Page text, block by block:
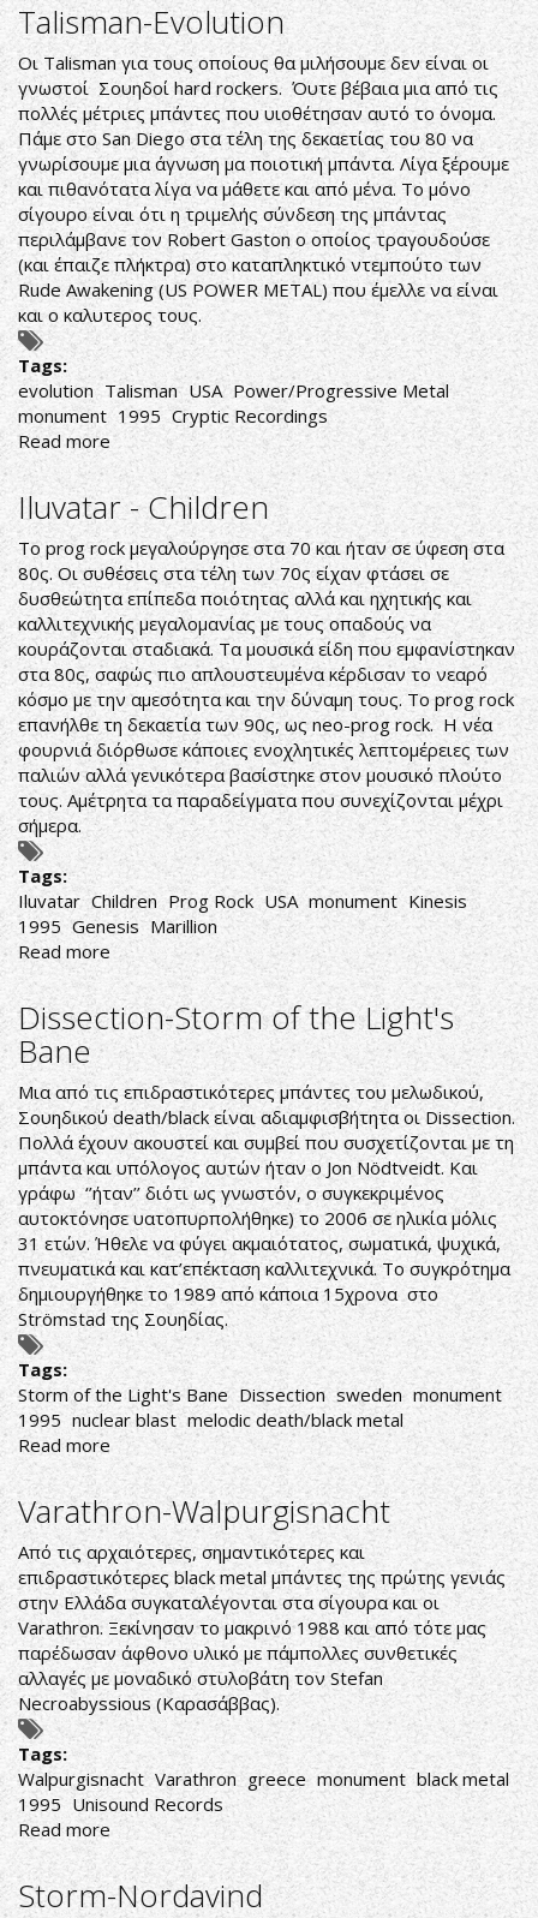
Inc.-
Power
of
Inner
Strength
Talisman-Evolution
Οι Talisman για τους οποίους θα μιλήσουμε δεν είναι οι
γνωστοί Σουηδοί hard rockers. Όυτε βέβαια μια από τις
πολλές μέτριες μπάντες που υιοθέτησαν αυτό το όνομα.
Πάμε στο San Diego στα τέλη της δεκαετίας του 80 να
γνωρίσουμε μια άγνωση μα ποιοτική μπάντα. Λίγα ξέρουμε
και πιθανότατα λίγα να μάθετε και από μένα. Το μόνο
σίγουρο είναι ότι η τριμελής σύνδεση της μπάντας
περιλάμβανε τον Robert Gaston ο οποίος τραγουδούσε
(και έπαιζε πλήκτρα) στο καταπληκτικό ντεμπούτο των
Rude Awakening (US POWER METAL) που έμελλε να είναι
και ο καλυτερος τους.
Tags:
evolution Talisman USA Power/Progressive Metal
monument 1995 Cryptic Recordings
Read more about
Talisman-
Evolution
Iluvatar - Children
Το prog rock μεγαλούργησε στα 70 και ήταν σε ύφεση στα
80ς. Οι συθέσεις στα τέλη των 70ς είχαν φτάσει σε
δυσθεώτητα επίπεδα ποιότητας αλλά και ηχητικής και
καλλιτεχνικής μεγαλομανίας με τους οπαδούς να
κουράζονται σταδιακά. Τα μουσικά είδη που εμφανίστηκαν
στα 80ς, σαφώς πιο απλουστευμένα κέρδισαν το νεαρό
κόσμο με την αμεσότητα και την δύναμη τους. Το prog rock
επανήλθε τη δεκαετία των 90ς, ως neo-prog rock. Η νέα
φουρνιά διόρθωσε κάποιες ενοχλητικές λεπτομέρειες των
παλιών αλλά γενικότερα βασίστηκε στον μουσικό πλούτο
τους. Αμέτρητα τα παραδείγματα που συνεχίζονται μέχρι
σήμερα.
Tags:
Iluvatar Children Prog Rock USA monument Kinesis
1995 Genesis Marillion
Read more about
Iluvatar
-
Children
Dissection-Storm of the Light's
Bane
Μια από τις επιδραστικότερες μπάντες του μελωδικού,
Σουηδικού death/black είναι αδιαμφισβήτητα οι Dissection.
Πολλά έχουν ακουστεί και συμβεί που συσχετίζονται με τη
μπάντα και υπόλογος αυτών ήταν ο Jon Nödtveidt. Και
γράφω ‘’ήταν’’ διότι ως γνωστόν, ο συγκεκριμένος
αυτοκτόνησε υατοπυρπολήθηκε) το 2006 σε ηλικία μόλις
31 ετών. Ήθελε να φύγει ακμαιότατος, σωματικά, ψυχικά,
πνευματικά και κατ’επέκταση καλλιτεχνικά. Το συγκρότημα
δημιουργήθηκε το 1989 από κάποια 15χρονα στο
Strömstad της Σουηδίας.
Tags:
Storm of the Light's Bane Dissection sweden monument
1995 nuclear blast melodic death/black metal
Read more about
Dissection-
Storm
of
the
Light's
Bane
Varathron-Walpurgisnacht
Από τις αρχαιότερες, σημαντικότερες και
επιδραστικότερες black metal μπάντες της πρώτης γενιάς
στην Ελλάδα συγκαταλέγονται στα σίγουρα και οι
Varathron. Ξεκίνησαν το μακρινό 1988 και από τότε μας
παρέδωσαν άφθονο υλικό με πάμπολλες συνθετικές
αλλαγές με μοναδικό στυλοβάτη τον Stefan
Necroabyssious (Καρασάββας).
Tags:
Walpurgisnacht Varathron greece monument black metal
1995 Unisound Records
Read more about
Varathron-
Walpurgisnacht
Storm-Nordavind